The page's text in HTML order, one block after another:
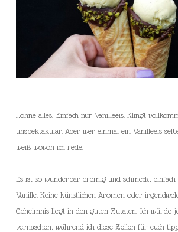
…ohne alles! Einfach nur Vanilleeis. Klingt
unspektakulär. Aber wer einmal ein Vanilleeis
weiß wovon ich rede!
Es ist so wunderbar cremig und schmeckt
Vanille. Keine künstlichen Aromen oder
Geheimnis liegt in den guten Zutaten! Ich würde
vernaschen, während ich diese Zeilen für euch